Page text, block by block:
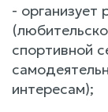
- организует
спортивной
интересам);